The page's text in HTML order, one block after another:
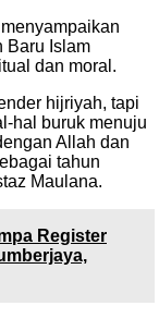
Baru Islam
dan moral.
hijriyah, tapi
hal buruk menuju
Allah dan
tahun
Maulana.
Register